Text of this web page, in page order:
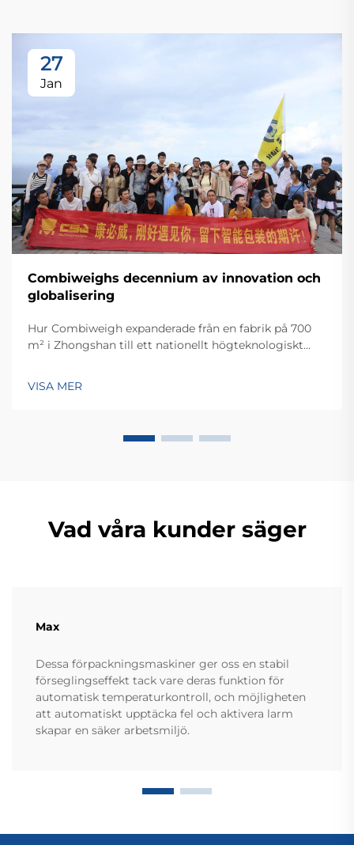
27
Jan
Combiweighs decennium av innovation och
globalisering
Hur Combiweigh expanderade från en fabrik på 700
m² i Zhongshan till ett nationellt högteknologiskt
OEM/ODM-konsultation.
VISA MER
Vad våra kunder säger
Max
Dessa förpackningsmaskiner ger oss en stabil
förseglingseffekt tack vare deras funktion för
automatisk temperaturkontroll, och möjligheten
att automatiskt upptäcka fel och aktivera larm
skapar en säker arbetsmiljö.